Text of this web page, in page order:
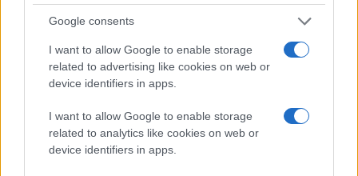
Google consents
I want to allow Google to enable storage
related to advertising like cookies on web or
device identifiers in apps.
I want to allow Google to enable storage
related to analytics like cookies on web or
device identifiers in apps.
όπως Tesco, Marks & Spencer, Boots καθώς και το
δίκτυο συγκοινωνιών Transport for London και
χιλιάδες ανεξάρτητα καταστήματα και εστιατόρια.
Κορυφαίες τράπεζες της Μεγάλης Βρετανίας οι οποίες
συνεργάζονται με τη Visa έχουν επιβεβαιώσει τη
συμμετοχή τους στην υπηρεσία Apple Pay
συμπεριλαμβανομένων μέχρι στιγμής των Bank of